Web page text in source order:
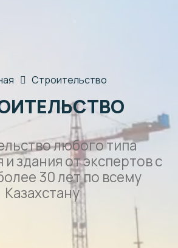
Строительство
любого типа
здания от экспертов с
30 лет по всему
Казахстану